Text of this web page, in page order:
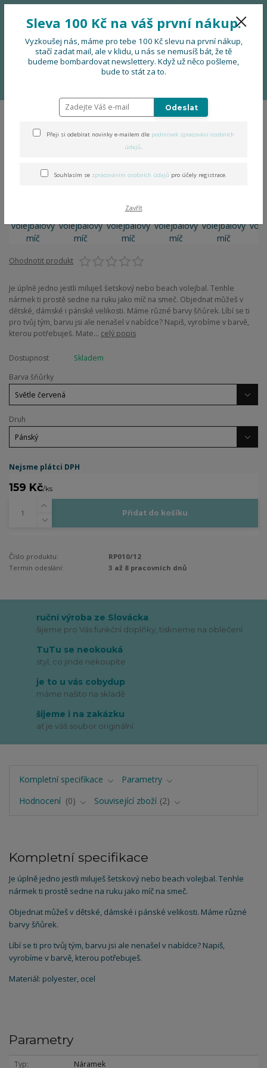
Menu
0 Kč
Náramek volejbalový míč
Ohodnotit produkt
Je úplně jedno jestli miluješ šetskový nebo beach volejbal. Tenhle
nármek ti prostě sedne na ruku jako míč na smeč. Objednat můžeš v
dětské, dámské i pánské velikosti. Máme různé barvy šňůrek. Líbí se ti
pro tvůj tým, barvu jsi ale nenašel v nabídce? Napiš, vyrobíme v barvě,
kterou potřebuješ. Mate... celý popis
Dostupnost
Skladem
Barva šňůrky
Druh
Nejsme plátci DPH
159 Kč/ks
Přidat do košíku
Číslo produktu:
RP010/12
Termín odeslání:
3 až 8 pracovních dnů
ruční výroba ze Slovácka
šijeme pro Vás funkční doplňky, tiskneme na oblečení
TuTu se neokouká
styl, co jinde nekoupíte
je to u vás cobydup
máme našito na skladě
šijeme i na zakázku
ať je váš soubor originální
Kompletní specifikace
Parametry
Hodnocení
0 Související zboží 2
Kompletní specifikace
Je úplně jedno jestli miluješ šetskový nebo beach volejbal. Tenhle
nármek ti prostě sedne na ruku jako míč na smeč.
Objednat můžeš v dětské, dámské i pánské velikosti. Máme různé
barvy šňůrek.
Líbí se ti pro tvůj tým, barvu jsi ale nenašel v nabídce? Napiš,
vyrobíme v barvě, kterou potřebuješ.
Materiál: polyester, ocel
Parametry
Typ Náramek
Sleva 100 Kč na váš první nákup.
Vyzkoušej nás, máme pro tebe 100 Kč slevu na první nákup,
stačí zadat mail, ale v klidu, u nás se nemusíš bát, že tě
budeme bombardovat newslettery. Když už něco pošleme,
bude to stát za to.
Odeslat
Přeji si odebírat novinky e-mailem dle podmínek zpracování osobních
údajů.
Souhlasím se zpracováním osobních údajů pro účely registrace.
Zavřít